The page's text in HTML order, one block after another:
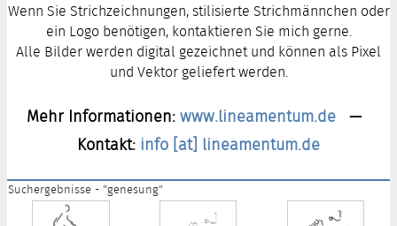
Wenn Sie Strichzeichnungen, stilisierte Strichmännchen oder
ein Logo benötigen, kontaktieren Sie mich gerne.
Alle Bilder werden digital gezeichnet und können als Pixel
und Vektor geliefert werden.
Mehr Informationen:www.lineamentum.de —
Kontakt: info [at] lineamentum.de
Suchergebnisse - "genesung"